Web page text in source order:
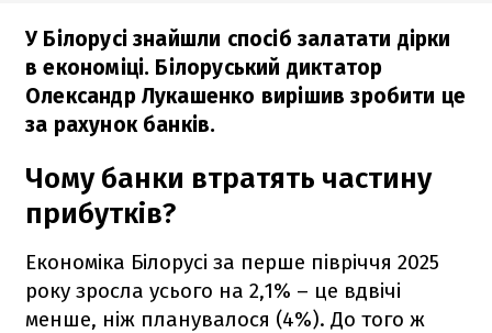
У Білорусі знайшли спосіб залатати дірки
в економіці. Білоруський диктатор
Олександр Лукашенко вирішив зробити це
за рахунок банків.
Чому банки втратять частину
прибутків?
Економіка Білорусі за перше півріччя 2025
року зросла усього на 2,1% – це вдвічі
менше, ніж планувалося (4%). До того ж